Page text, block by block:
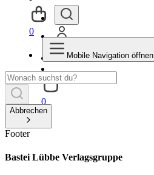
0
0
Mobile Navigation öffnen
Abbrechen
Footer
Bastei Lübbe Verlagsgruppe